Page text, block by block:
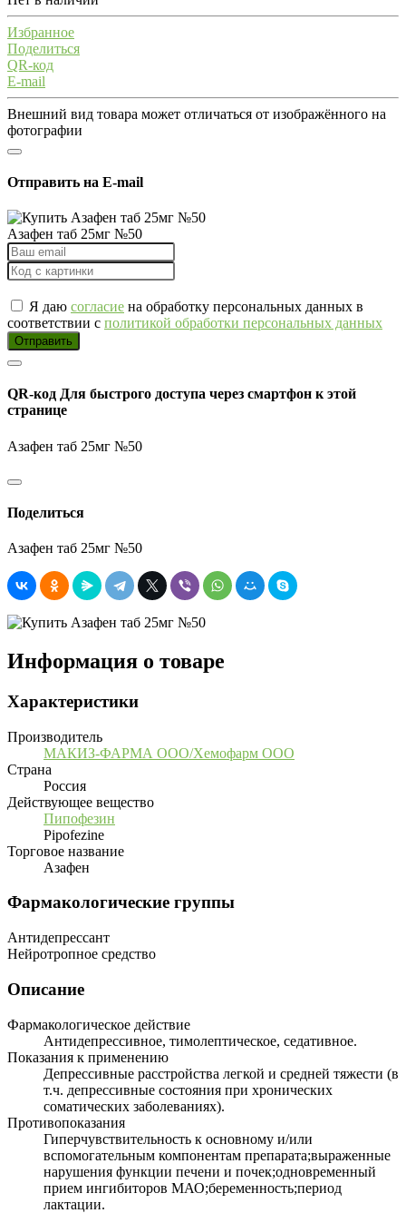
Избранное
Поделиться
QR-код
E-mail
Внешний вид товара может отличаться от изображённого на
фотографии
Отправить на E-mail
Азафен таб 25мг №50
Я даю согласие на обработку персональных данных в
соответствии с политикой обработки персональных данных
Отправить
QR-код Для быстрого доступа через смартфон к этой
странице
Азафен таб 25мг №50
Поделиться
Азафен таб 25мг №50
Информация о товаре
Характеристики
Производитель
МАКИЗ-ФАРМА ООО/Хемофарм ООО
Страна
Россия
Действующее вещество
Пипофезин
Pipofezine
Торговое название
Азафен
Фармакологические группы
Антидепрессант
Нейротропное средство
Описание
Фармакологическое действие
Антидепрессивное, тимолептическое, седативное.
Показания к применению
Депрессивные расстройства легкой и средней тяжести (в
т.ч. депрессивные состояния при хронических
соматических заболеваниях).
Противопоказания
Гиперчувствительность к основному и/или
вспомогательным компонентам препарата;выраженные
нарушения функции печени и почек;одновременный
прием ингибиторов МАО;беременность;период
лактации.